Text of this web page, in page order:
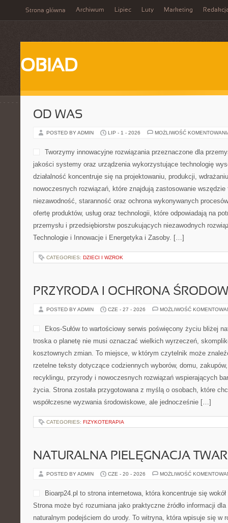
Strona główna Archiwum Lipiec Luty Marketing
OBIAD
OD WAS
POSTED BY ADMIN LIP - 1 - 2026 MOŻLIWOŚĆ
Tworzymy innowacyjne rozwiązania przeznaczone dla
jakości systemy oraz urządzenia wykorzystujące technologię
działalność koncentruje się na projektowaniu, produkcji,
nowoczesnych rozwiązań, które znajdują zastosowanie
niezawodność, staranność oraz ochrona wykonywanych
ofertę produktów, usług oraz technologii, które odpowiadają na
przemysłu i przedsiębiorstw poszukujących niezawodnych
Technologie i Innowacje i Energetyka i Zasoby. […]
CATEGORIES: DZIECI I WZROK
PRZYRODA I OCHRONA
POSTED BY ADMIN CZE - 27 - 2026 MOŻLIWOŚĆ
Ekos-Sułów to wartościowy serwis poświęcony życiu bliżej
troska o planetę nie musi oznaczać wielkich wyrzeczeń,
kosztownych zmian. To miejsce, w którym czytelnik może
rzetelne teksty dotyczące codziennych wyborów, domu,
recyklingu, przyrody i nowoczesnych rozwiązań wspierających
życia. Strona została przygotowana z myślą o osobach, które
współczesne wyzwania środowiskowe, ale jednocześnie […]
CATEGORIES: FIZYKOTERAPIA
NATURALNA PIELĘGNACJA
POSTED BY ADMIN CZE - 20 - 2026 MOŻLIWOŚĆ
Bioarp24.pl to strona internetowa, która koncentruje się
Strona może być rozumiana jako praktyczne źródło informacji
naturalnym podejściem do urody. To witryna, która wpisuje się w